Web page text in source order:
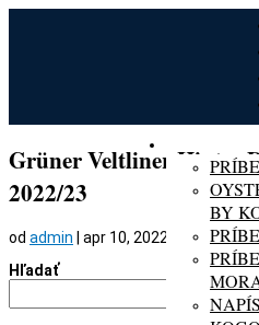
DOMOV
BY
Grüner Veltliner Hinter
2022/23
od admin
apr 10, 2022
Hľadať